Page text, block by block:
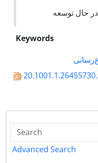
در حال توسعه
Keywords
Advanced Search